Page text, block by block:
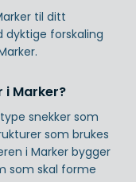
til ditt
dyktige forskaling
i Marker?
snekker som
som brukes
i Marker bygger
som skal forme